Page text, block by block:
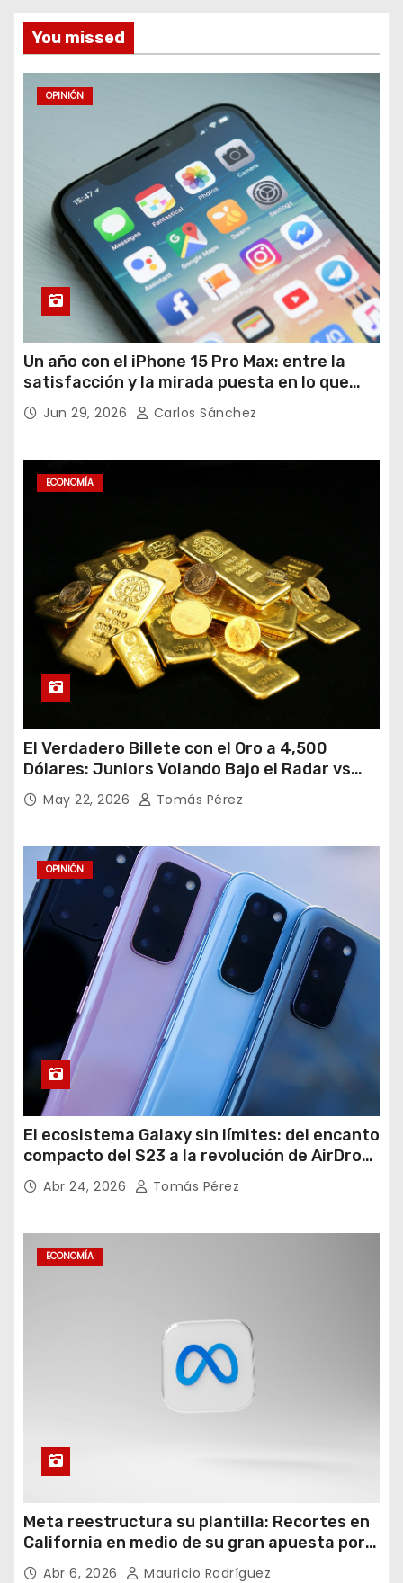
You missed
OPINIÓN
Un año con el iPhone 15 Pro Max: entre la
satisfacción y la mirada puesta en lo que
vieneJun 29, 2026 Carlos Sánchez
ECONOMÍA
El Verdadero Billete con el Oro a 4,500
Dólares: Juniors Volando Bajo el Radar vs
Gigantes Tropezando
May 22, 2026 Tomás Pérez
OPINIÓN
El ecosistema Galaxy sin límites: del encanto
compacto del S23 a la revolución de AirDrop
en Android
Abr 24, 2026 Tomás Pérez
ECONOMÍA
Meta reestructura su plantilla: Recortes en
California en medio de su gran apuesta por
la IAAbr 6, 2026 Mauricio Rodríguez